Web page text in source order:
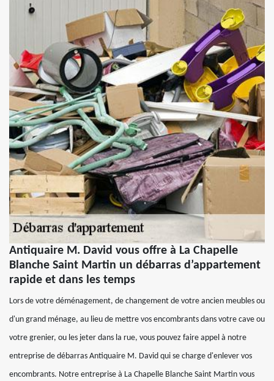
Antiquaire M. David vous offre à La Chapelle
Blanche Saint Martin un débarras d’appartement
rapide et dans les temps
Lors de votre déménagement, de changement de votre ancien meubles ou
d'un grand ménage, au lieu de mettre vos encombrants dans votre cave ou
votre grenier, ou les jeter dans la rue, vous pouvez faire appel à notre
entreprise de débarras Antiquaire M. David qui se charge d'enlever vos
encombrants. Notre entreprise à La Chapelle Blanche Saint Martin vous